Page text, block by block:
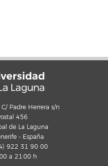
Padre Herrera s/n
456
de La Laguna
- España
922 31 90 00
a 21:00 h